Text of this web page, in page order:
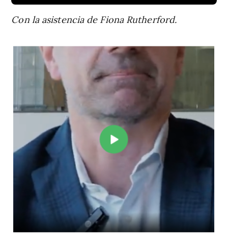
Con la asistencia de Fiona Rutherford.